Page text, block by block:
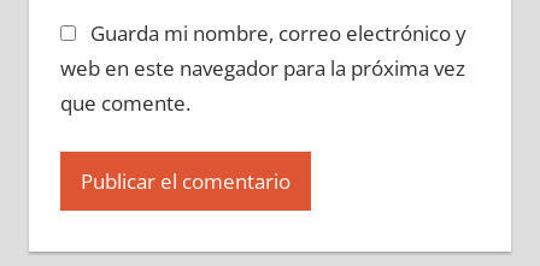
Guarda mi nombre, correo electrónico y
web en este navegador para la próxima vez
que comente.